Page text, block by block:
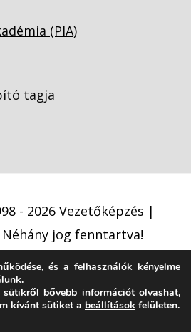
(PIA)
tagja
- 2026 Vezetőképzés |
jog fenntartva!
tájékoztató
Jogi nyilatkozat
és a felhasználók kényelme
bővebb információt olvashat,
kívánt sütiket a beállítások felületen.